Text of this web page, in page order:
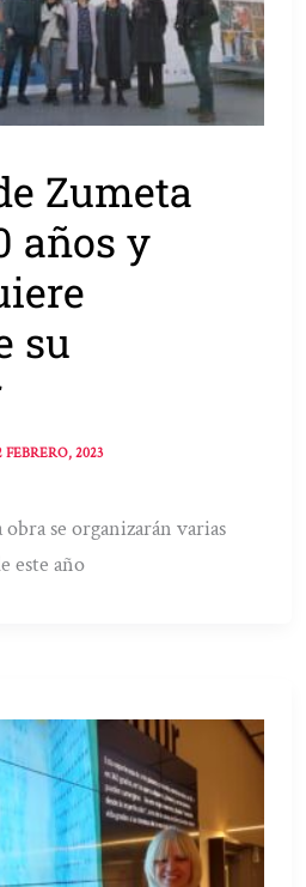
Zumeta
años y
su
FEBRERO, 2023
se organizarán varias
este año